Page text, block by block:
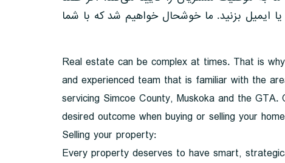
یا ایمیل بزنید. ما خوشحال خواهیم شد که با شما
Real estate can be complex at times. That is
and experienced team that is familiar with the
servicing Simcoe County, Muskoka and the
desired outcome when buying or selling your
Selling your property:
Every property deserves to have smart,